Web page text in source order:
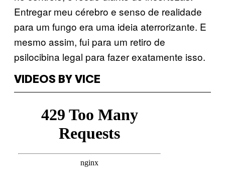
Entregar meu cérebro e senso de realidade
para um fungo era uma ideia aterrorizante. E
mesmo assim, fui para um retiro de
psilocibina legal para fazer exatamente isso.
VIDEOS BY VICE